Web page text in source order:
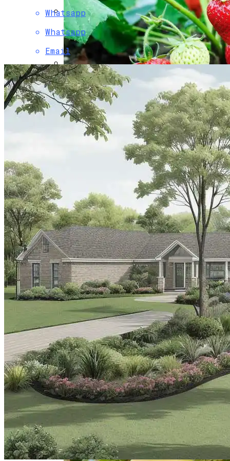
Как Правильно Ухаживать За Паркетом
Чтобы Сохранить Его Надолго
Монтаж Встроенных Шкафов От
Замера До Установки
Хоста Королева Тени Для Вашего Сада
Кустарники С Яркими Осенними
Плодами Для Вашего Сада
Ландшафт С Нативными Деревьями
Для Устойчивой Экосистемы
Горящие Туры В Китай Из Барнаула:
Путешествие, Которое Не Стоит
Упускать
Жемчужина Абхазии — Пицунда
Сорта Клубники Для Выращивания В
Открытом Грунте
Советы По Выращиванию Малины:
Выбор Сорта И Уход За Кустарниками
Whatsapp
Whatsapp
Email